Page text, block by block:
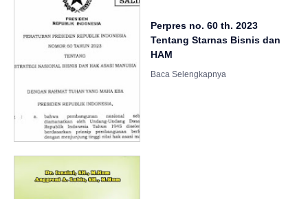
Perpres no. 60 th. 2023
Tentang Starnas Bisnis dan
HAM